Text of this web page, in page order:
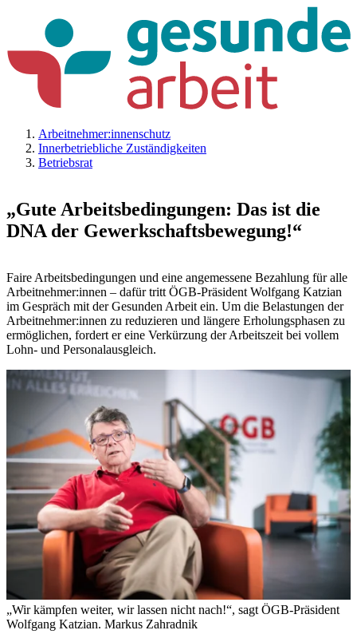
Arbeitnehmer:innenschutz
Innerbetriebliche Zuständigkeiten
Betriebsrat
„Gute Arbeitsbedingungen: Das ist die
DNA der Gewerkschaftsbewegung!“
Faire Arbeitsbedingungen und eine angemessene Bezahlung für alle
Arbeitnehmer:innen – dafür tritt ÖGB-Präsident Wolfgang Katzian
im Gespräch mit der Gesunden Arbeit ein. Um die Belastungen der
Arbeitnehmer:innen zu reduzieren und längere Erholungsphasen zu
ermöglichen, fordert er eine Verkürzung der Arbeitszeit bei vollem
Lohn- und Personalausgleich.
„Wir kämpfen weiter, wir lassen nicht nach!“, sagt ÖGB-Präsident
Wolfgang Katzian. Markus Zahradnik